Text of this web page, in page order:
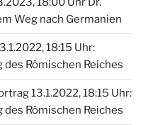
Weg nach Germanien
18:15 Uhr:
Römischen Reiches
13.1.2022, 18:15 Uhr:
Römischen Reiches